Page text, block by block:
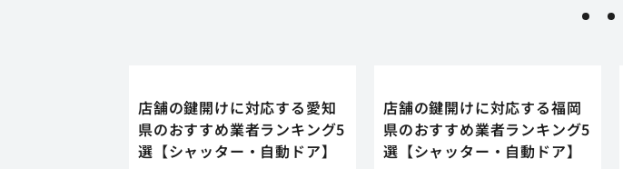
店舗の鍵開けに対応する愛知
県のおすすめ業者ランキング5
選【シャッター・自動ドア】
店舗の鍵開けに対応する福岡
県のおすすめ業者ランキング5
選【シャッター・自動ドア】